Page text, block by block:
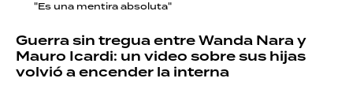
"Es una mentira absoluta"
Guerra sin tregua entre Wanda Nara y
Mauro Icardi: un video sobre sus hijas
volvió a encender la interna